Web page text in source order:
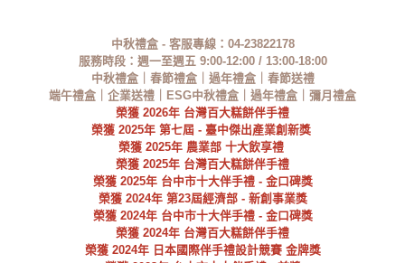
中秋禮盒 - 客服專線： 04-23822178
服務時段： 週一至週五 9:00-12:00 / 13:00-18:00
中秋禮盒｜春節禮盒｜過年禮盒｜春節送禮
端午禮盒｜企業送禮｜ESG中秋禮盒｜ 過年禮盒 ｜彌月禮盒
榮獲 2026年 台灣百大糕餅伴手禮
榮獲 2025年 第七屆 - 臺中傑出產業創新獎
榮獲 2025年 農業部 十大飲享禮
榮獲 2025年 台灣百大糕餅伴手禮
榮獲 2025年 台中市十大伴手禮 - 金口碑獎
榮獲 2024年 第23屆經濟部 - 新創事業獎
榮獲 2024年 台中市十大伴手禮 - 金口碑獎
榮獲 2024年 台灣百大糕餅伴手禮
榮獲 2024年 日本國際伴手禮設計競賽 金牌獎